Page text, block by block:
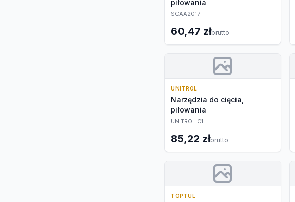
piłowania
SCAA2017
60,47 złbrutto
UNITROL
Narzędzia do cięcia,
piłowania
UNITROL C1
85,22 złbrutto
TOPTUL